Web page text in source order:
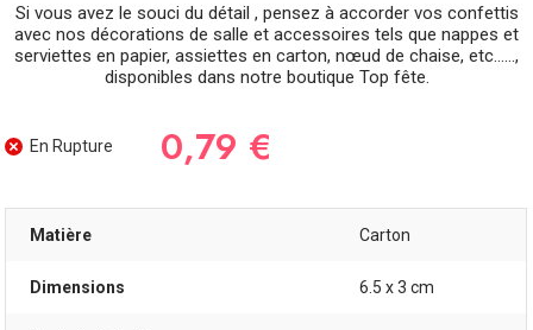
Si vous avez le souci du détail , pensez à accorder vos confettis
avec nos décorations de salle et accessoires tels que nappes et
serviettes en papier, assiettes en carton, nœud de chaise, etc......,
disponibles dans notre boutique Top fête.
En Rupture 0,79 €
Matière Carton
Dimensions 6.5 x 3 cm